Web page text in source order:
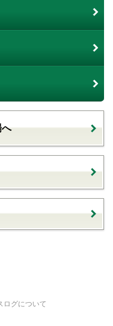
へ
ログについて